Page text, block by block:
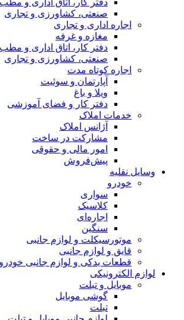
دفتر کار، اتاق اداری و مطب
صنعتی،‌ کشاورزی و تجاری
اجاره اداری و تجاری
مغازه و غرفه
دفتر کار، اتاق اداری و مطب
صنعتی،‌ کشاورزی و تجاری
اجاره کوتاه مدت
آپارتمان و سوئیت
ویلا و باغ
دفتر کار و فضای آموزشی
خدمات املاک
آژانس املاک
مشارکت در ساخت
امور مالی و حقوقی
پیش‌فروش
وسایل نقلیه
خودرو
سواری
کلاسیک
اجاره‌ای
سنگین
موتورسیکلت و لوازم جانبی
قایق و لوازم جانبی
قطعات یدکی و لوازم جانبی خودرو
لوازم الکترونیکی
موبایل و تبلت
گوشی موبایل
تبلت